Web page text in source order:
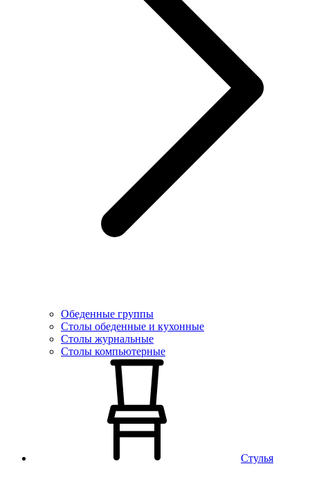
Обеденные группы
Столы обеденные и кухонные
Столы журнальные
Столы компьютерные
Стулья